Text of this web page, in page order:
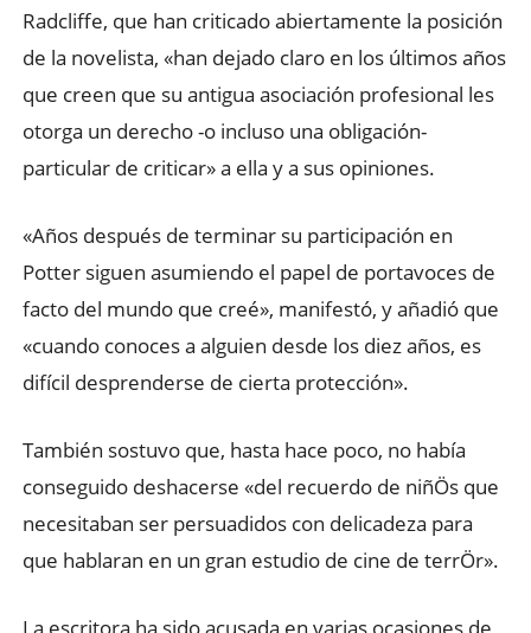
Radcliffe, que han criticado abiertamente la posición
de la novelista, «han dejado claro en los últimos años
que creen que su antigua asociación profesional les
otorga un derecho -o incluso una obligación-
particular de criticar» a ella y a sus opiniones.
«Años después de terminar su participación en
Potter siguen asumiendo el papel de portavoces de
facto del mundo que creé», manifestó, y añadió que
«cuando conoces a alguien desde los diez años, es
difícil desprenderse de cierta protección».
También sostuvo que, hasta hace poco, no había
conseguido deshacerse «del recuerdo de niñÖs que
necesitaban ser persuadidos con delicadeza para
que hablaran en un gran estudio de cine de terrÖr».